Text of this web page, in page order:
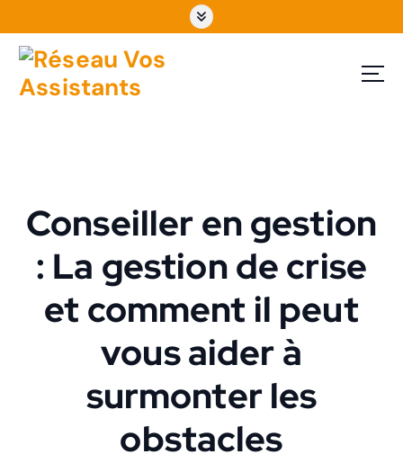
Conseiller en gestion
: La gestion de crise
et comment il peut
vous aider à
surmonter les
obstacles